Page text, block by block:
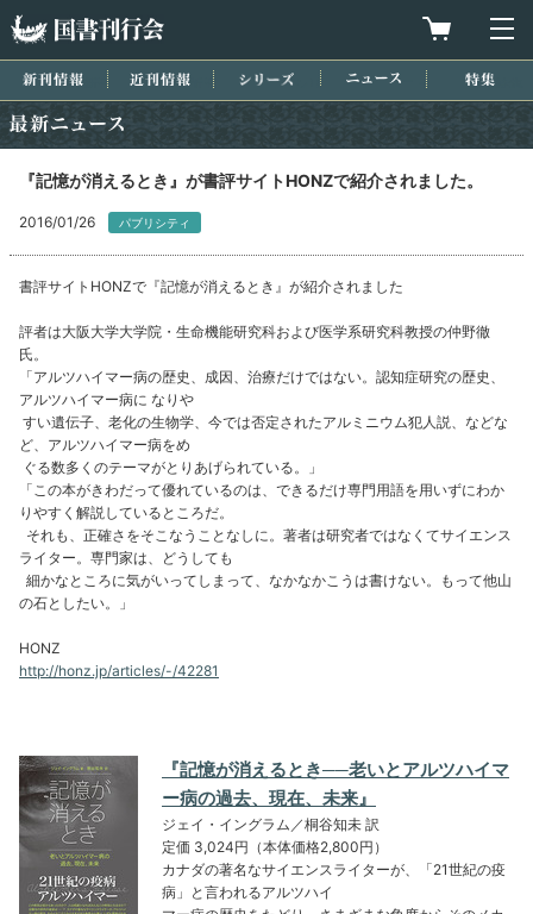
買物カゴを
新刊情報 近刊情報 シリーズ ニュース
『記憶が消えるとき』が書評サイトHONZで紹介されました。
2016/01/26 パブリシティ
書評サイトHONZで『記憶が消えるとき』が紹介されました
評者は大阪大学大学院・生命機能研究科および医学系研究科教授の仲野徹
氏。
「アルツハイマー病の歴史、成因、治療だけではない。認知症研究の歴史、
アルツハイマー病に なりや
すい遺伝子、老化の生物学、今では否定されたアルミニウム犯人説、などな
ど、アルツハイマー病をめ
ぐる数多くのテーマがとりあげられている。」
「この本がきわだって優れているのは、できるだけ専門用語を用いずにわか
りやすく解説しているところだ。
それも、正確さをそこなうことなしに。著者は研究者ではなくてサイエンス
ライター。専門家は、どうしても
細かなところに気がいってしまって、なかなかこうは書けない。もって他山
の石としたい。」
HONZ
http://honz.jp/articles/-/42281
『記憶が消えるとき──老いとアルツハイマ
ー病の過去、現在、未来』
ジェイ・イングラム／桐谷知未 訳
定価 3,024円（本体価格2,800円）
カナダの著名なサイエンスライターが、「21世紀の疫
病」と言われるアルツハイ